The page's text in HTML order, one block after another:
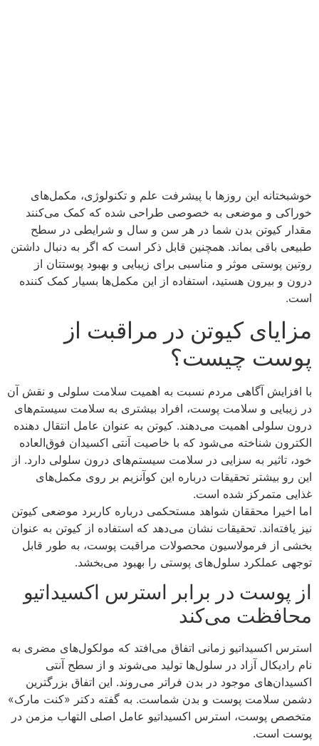
خوشبختانه این روزها با پیشرفت علم و تکنولوژی، مکمل‌های
خوراکی و موضعی به خصوصی طراحی شده که کمک می‌کنند
مقدار کیوتن بدن شما در هر سن و سال و شرایطی در سطح
طبیعی باقی بماند. همچنین قابل ذکر است که اگر به دنبال داشتن
روتین پوستی موثر و مناسبی برای زیبایی و بهبود پوستتان از
درون و بیرون هستید، استفاده از این مکمل‌ها بسیار کمک کننده
است.
مزایای کیوتن در مراقبت از
پوست چیست؟
با افزایش آگاهی مردم نسبت به اهمیت سلامت سلولی و نقش آن
در زیبایی و سلامت پوست، افراد بیشتری به سلامت سیستم‌های
درون سلولی اهمیت می‌دهند. کیوتن به عنوان عامل انتقال دهنده
الکترون شناخته می‌شود که با خاصیت آنتی اکسیدان فوق‌العاده
خود، تاثیر به سزایی در سلامت سیستم‌های درون سلولی دارد. از
این رو بیشتر تحقیقات درباره این کوآنزیم بر روی مکمل‌های
غذایی متمرکز شده است.
اما اخیرا محققان شواهد مستحکمی درباره کاربرد موضعی کیوتن
نیز یافته‌اند. تحقیقات نشان می‌دهد که استفاده از کیوتن به عنوان
بخشی از فرمولاسیون محصولات مراقبت پوست، به طور قابل
توجهی عملکرد سلول‌های پوستی را بهبود می‌بخشد.
از پوست در برابر استرس اکسیداتیو
محافظت می‌کند
استرس اکسیداتیو زمانی اتفاق می‌افتد که مولکول‌های مضری به
نام رادیکال آزاد در سلول‌ها تولید می‌شوند و از سطح آنتی
اکسیدان‌های موجود در بدن فراتر می‌روند. این اتفاق بزرگترین
دشمن سلامت پوست و بدن شماست. به گفته دکتر «کنت مارک»
متخصص پوست، استرس اکسیداتیو عامل اصلی التهاب مزمن در
پوست است.